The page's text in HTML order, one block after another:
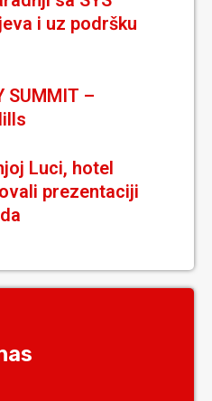
i uz podršku
SUMMIT –
Luci, hotel
prezentaciji